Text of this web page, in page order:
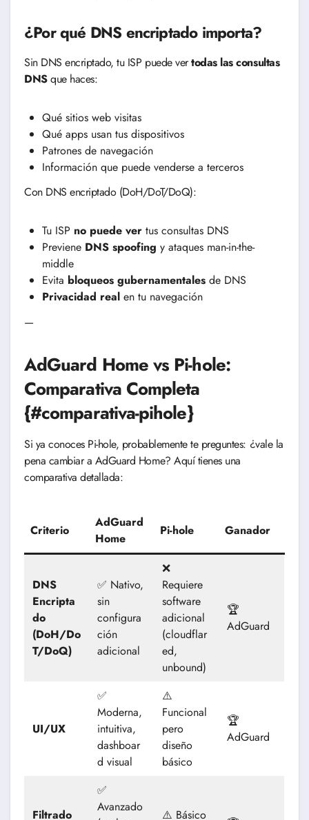
¿Por qué DNS encriptado importa?
Sin DNS encriptado, tu ISP puede vertodas las consultas
DNSque haces:
Qué sitios web visitas
Qué apps usan tus dispositivos
Patrones de navegación
Información que puede venderse a terceros
Con DNS encriptado (DoH/DoT/DoQ):
Tu ISP no puede vertus consultas DNS
Previene DNS spoofing y ataques man-in-the-
middle
Evita bloqueos gubernamentalesde DNS
Privacidad realen tu navegación
—
AdGuard Home vs Pi-hole:
Comparativa Completa
{#comparativa-pihole}
Si ya conoces Pi-hole, probablemente te preguntes: ¿vale la
pena cambiar a AdGuard Home? Aquí tienes una
comparativa detallada:
Criterio
AdGuard
Home
Pi-hole Ganador
DNS
Encripta
do
(DoH/Do
T/DoQ)
✅ Nativo,
sin
configura
ción
adicional
❌
Requiere
software
adicional
(cloudflar
ed,
unbound)
🏆
AdGuard
UI/UX
✅
Moderna,
intuitiva,
dashboar
d visual
⚠️
Funcional
pero
diseño
básico
🏆
AdGuard
Filtrado
✅
Avanzado
⚠️ Básico